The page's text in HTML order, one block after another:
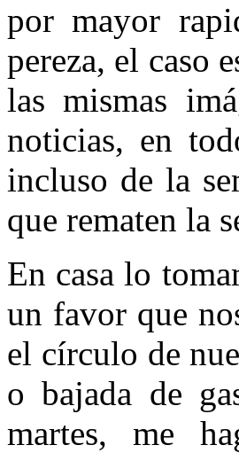
por mayor
pereza, el caso
las mismas
noticias, en
incluso de la
que rematen la
En casa lo
un favor que
el círculo de
o bajada de
martes, me